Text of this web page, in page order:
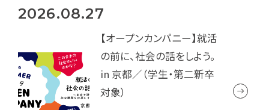
2026.08.27
【オープンカンパニー】就活
の前に、社会の話をしよう。
in 京都／（学生・第二新卒
対象）